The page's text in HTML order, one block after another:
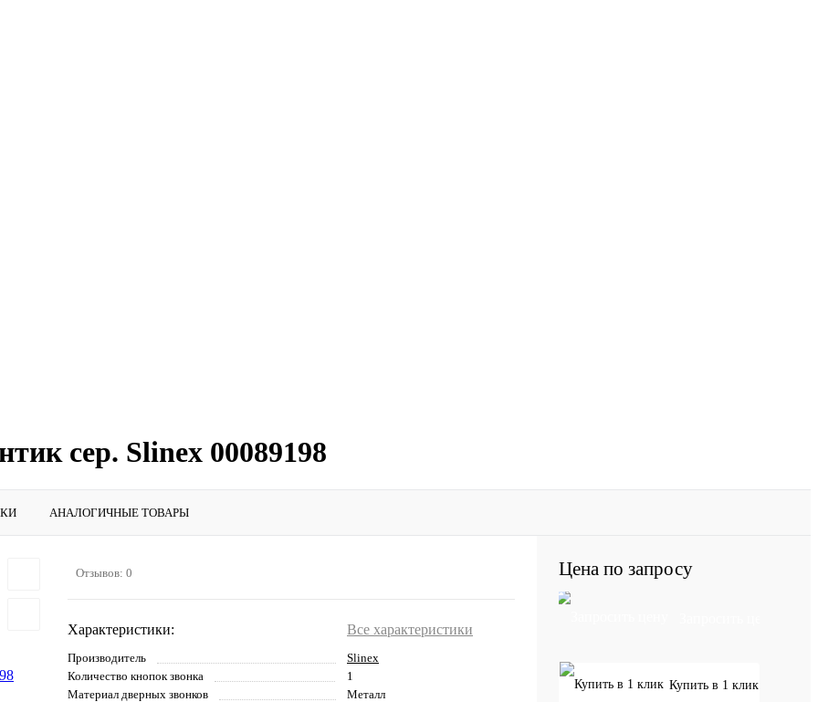
сер. Slinex 00089198
АНАЛОГИЧНЫЕ ТОВАРЫ
Отзывов: 0
Характеристики: Все характеристики
Производитель
Slinex
Количество кнопок звонка
1
Материал дверных звонков
Металл
Цена по запросу
Купить в 1 клик